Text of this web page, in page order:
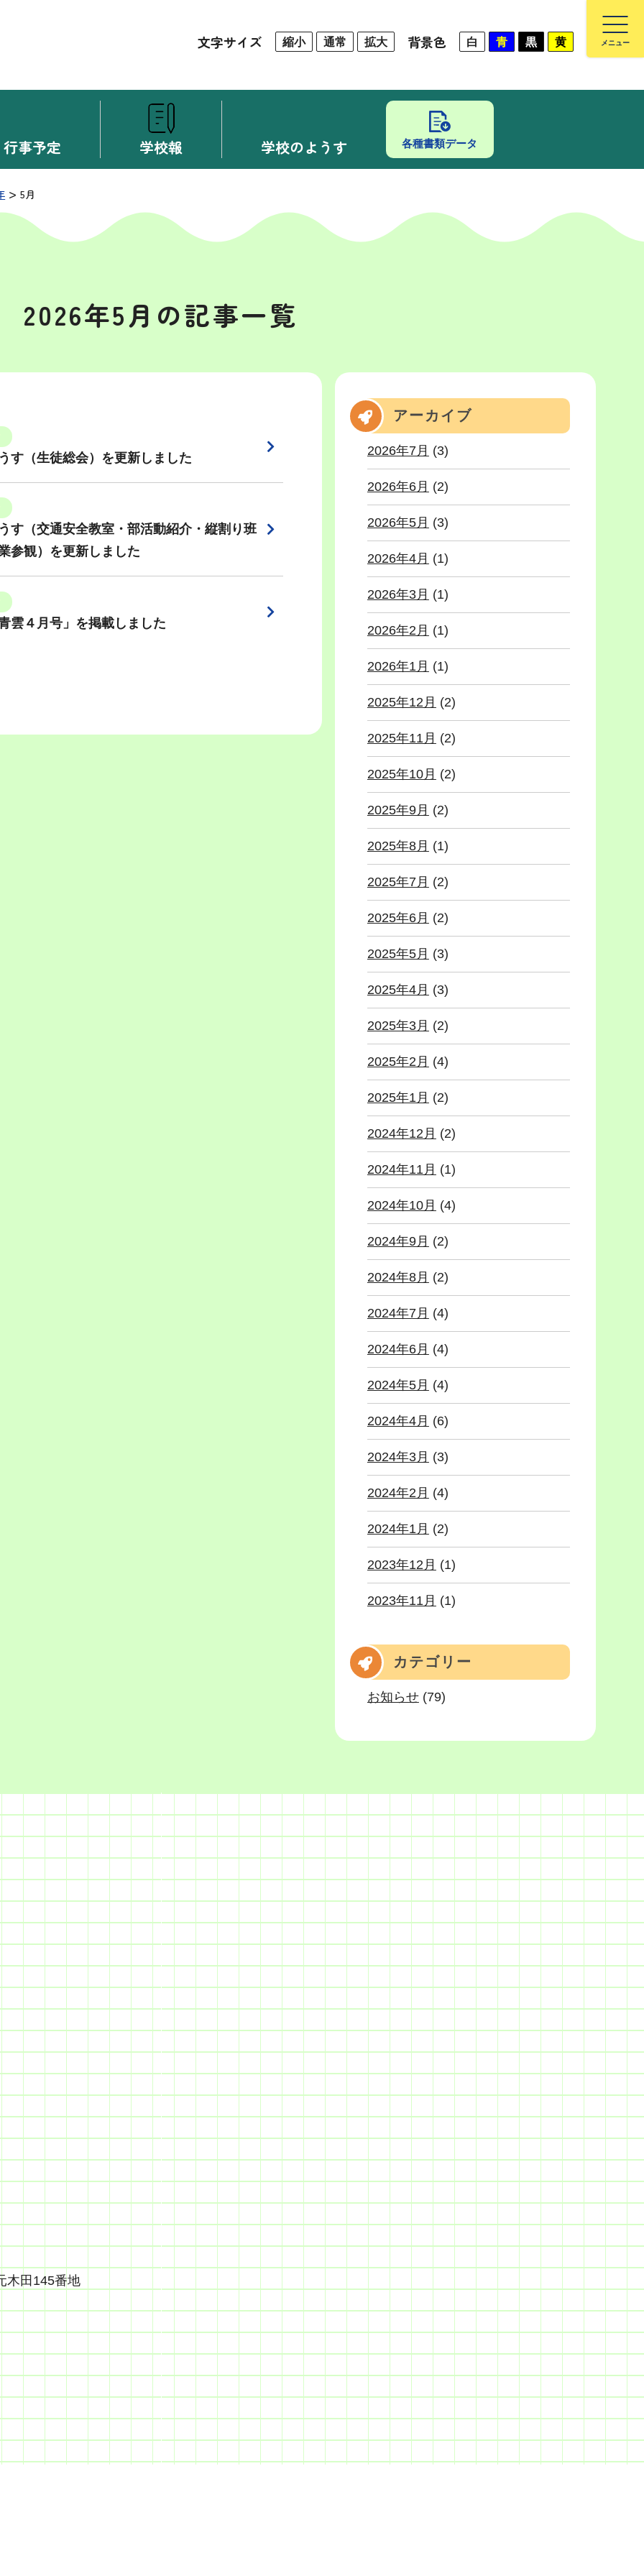
文字サイズ 縮小 通常 拡大 背景色 白 青 黒 黄
行事予定 学校報 学校のようす 各種書類データ
>5月
2026年5月の記事一覧
す（生徒総会）を更新しました
す（交通安全教室・部活動紹介・縦割り班
参観）を更新しました
雲４月号」を掲載しました
アーカイブ
2026年7月 (3)
2026年6月 (2)
2026年5月 (3)
2026年4月 (1)
2026年3月 (1)
2026年2月 (1)
2026年1月 (1)
2025年12月 (2)
2025年11月 (2)
2025年10月 (2)
2025年9月 (2)
2025年8月 (1)
2025年7月 (2)
2025年6月 (2)
2025年5月 (3)
2025年4月 (3)
2025年3月 (2)
2025年2月 (4)
2025年1月 (2)
2024年12月 (2)
2024年11月 (1)
2024年10月 (4)
2024年9月 (2)
2024年8月 (2)
2024年7月 (4)
2024年6月 (4)
2024年5月 (4)
2024年4月 (6)
2024年3月 (3)
2024年2月 (4)
2024年1月 (2)
2023年12月 (1)
2023年11月 (1)
カテゴリー
お知らせ(79)
木田145番地